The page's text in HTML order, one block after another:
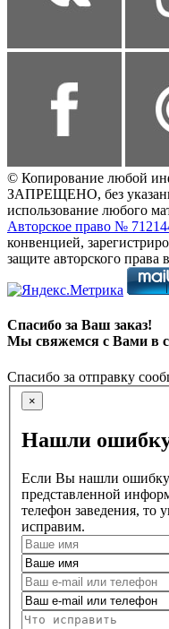
© Копирование любой
ЗАПРЕЩЕНО, без
использование любого
Авторское право №
конвенцией,
защите авторского
Спасибо за Ваш заказ!
Мы свяжемся с Вами в
Спасибо за отправку
×
Нашли
Если Вы нашли ошибку
представленной
телефон заведения,
исправим.